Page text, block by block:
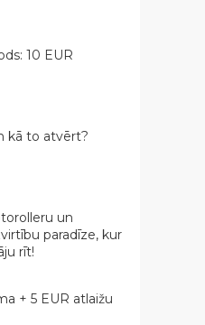
10 EUR
kā to atvērt?
un
paradīze, kur
rīt!
+ 5 EUR atlaižu